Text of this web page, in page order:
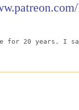
20 years. I